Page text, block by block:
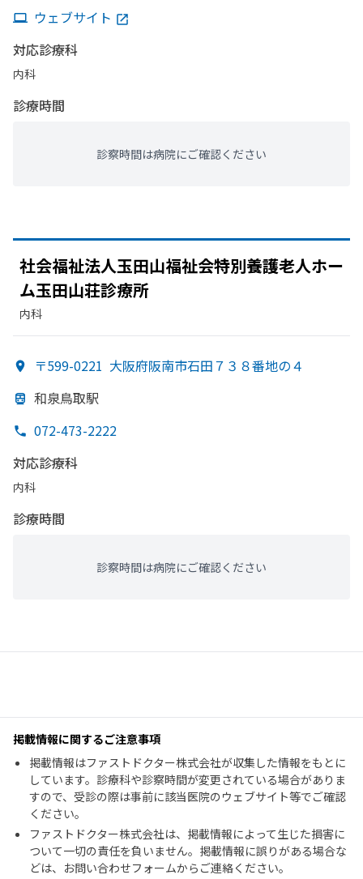
ウェブサイト
対応診療科
内科
診療時間
診察時間は病院にご確認ください
社会福祉法人玉田山福祉会特別養護老人ホー
ム玉田山荘診療所
内科
〒599-0221 大阪府阪南市石田７３８番地の４
和泉鳥取駅
072-473-2222
対応診療科
内科
診療時間
診察時間は病院にご確認ください
掲載情報に関するご注意事項
掲載情報はファストドクター株式会社が収集した情報をもとに
しています。診療科や診察時間が変更されている場合がありま
すので、受診の際は事前に該当医院のウェブサイト等でご確認
ください。
ファストドクター株式会社は、掲載情報によって生じた損害に
ついて一切の責任を負いません。掲載情報に誤りがある場合な
どは、お問い合わせフォームからご連絡ください。